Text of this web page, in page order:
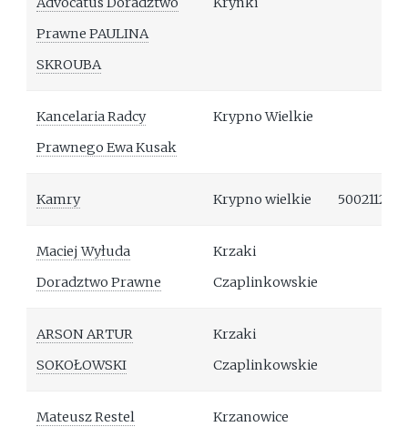
Prawne PAULINA
SKROUBA
Kancelaria Radcy
Prawnego Ewa Kusak
Krypno Wielkie
Kamry Krypno wielkie 500211222
Maciej Wyłuda
Doradztwo Prawne
Krzaki
Czaplinkowskie
ARSON ARTUR
SOKOŁOWSKI
Krzaki
Czaplinkowskie
Mateusz Restel Krzanowice